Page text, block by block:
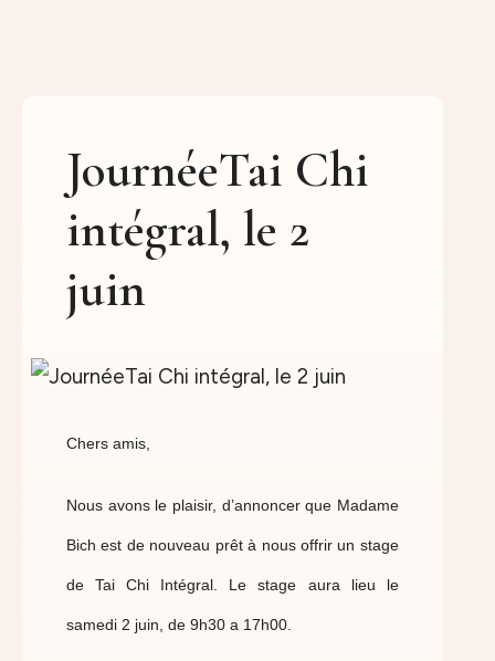
JournéeTai Chi
intégral, le 2
juin
Chers amis,
Nous avons le plaisir, d’annoncer que Madame
Bich est de nouveau prêt à nous offrir un stage
de Tai Chi Intégral. Le stage aura lieu le
samedi 2 juin, de 9h30 a 17h00.